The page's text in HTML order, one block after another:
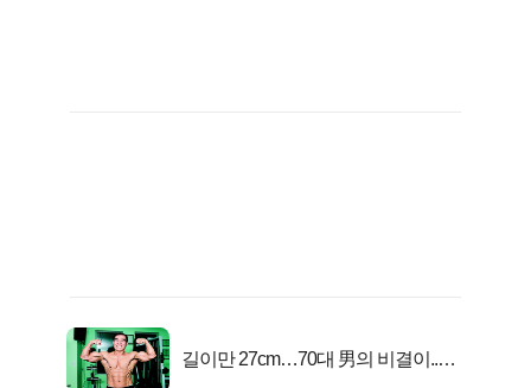
길이만 27cm…70대 男의 비결이..충